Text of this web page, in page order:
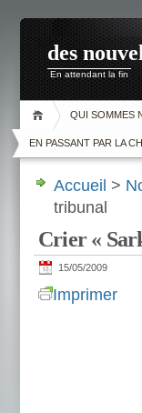
des
En attendant la fin
QUI SOMMES
EN PASSANT PAR LA
Accueil >
tribunal
Crier «
15/05/2009
Imprimer